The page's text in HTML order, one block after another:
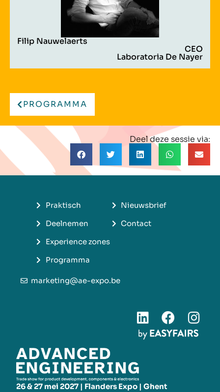
Filip Nauwelaerts
CEO
Laboratoria De Nayer
PROGRAMMA
Deel deze sessie via:
26 & 27 mei 2027 | Flanders Expo | Ghent
Praktisch
Deelnemen
Experience zones
Programma
Nieuwsbrief
Contact
marketing@ae-expo.be